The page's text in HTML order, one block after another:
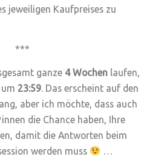
jeweiligen Kaufpreises zu
***
ganze 4 Wochen laufen,
um 23:59. Das erscheint auf den
aber ich möchte, dass auch
die Chance haben, Ihre
damit die Antworten beim
werden muss …